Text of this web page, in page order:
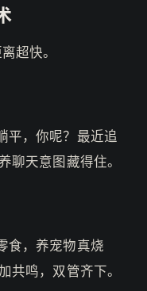
超快。
平，你呢？最近追
聊天意图藏得住。
食，养宠物真烧
共鸣，双管齐下。